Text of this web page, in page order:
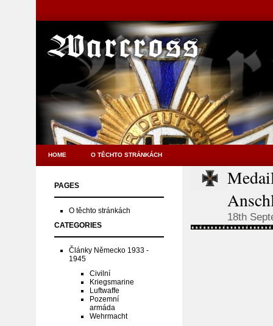
HOME O TĚCHTO STRÁNKÁCH
PAGES
O těchto stránkách
CATEGORIES
Články Německo 1933 -
1945
Civilní
Kriegsmarine
Luftwaffe
Pozemní
armáda
Wehrmacht
18th